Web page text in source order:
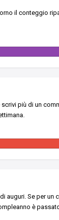
il conteggio
più di un
Se per un
è